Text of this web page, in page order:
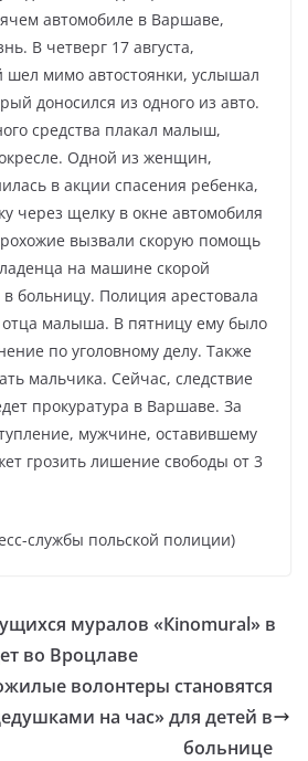
автомобиле в Варшаве,
В четверг 17 августа,
шел мимо автостоянки, услышал
доносился из одного из авто.
средства плакал малыш,
Одной из женщин,
в акции спасения ребенка,
через щелку в окне автомобиля
вызвали скорую помощь
на машине скорой
больницу. Полиция арестовала
отца малыша. В пятницу ему было
по уголовному делу. Также
мальчика. Сейчас, следствие
прокуратура в Варшаве. За
мужчине, оставившему
грозить лишение свободы от 3
службы польской полиции)
муралов «Кinomural» в
во Вроцлаве
волонтеры становятся
на час» для детей в
больнице